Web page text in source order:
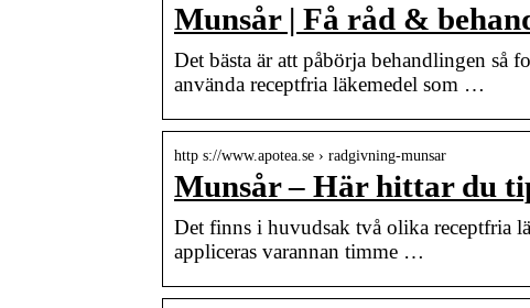
Munsår | Få råd &
Det bästa är att påbörja behandlingen så
använda receptfria läkemedel som …
http s://www.apotea.se › radgivning-munsar
Munsår – Här hittar du
Det finns i huvudsak två olika receptfria
appliceras varannan timme …